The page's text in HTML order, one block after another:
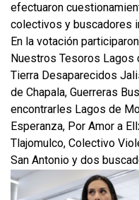
efectuaron
colectivos y buscadores
En la votación
Nuestros Tesoros Lagos
Tierra Desaparecidos
de Chapala, Guerreras
encontrarles Lagos de
Esperanza, Por Amor a
Tlajomulco, Colectivo
San Antonio y dos